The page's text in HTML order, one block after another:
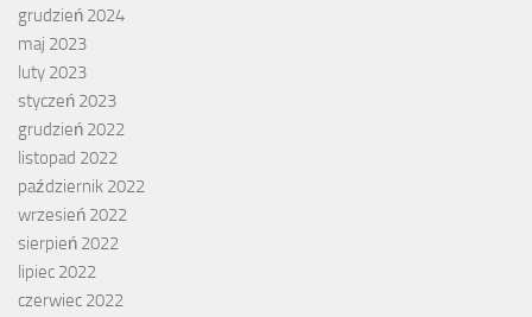
grudzień 2024
maj 2023
luty 2023
styczeń 2023
grudzień 2022
listopad 2022
październik 2022
wrzesień 2022
sierpień 2022
lipiec 2022
czerwiec 2022